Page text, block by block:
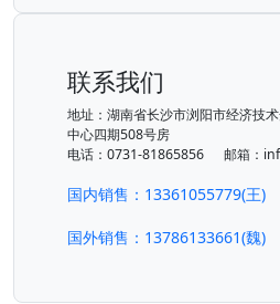
联系我们
地址：湖南省长沙市浏阳市经济技
中心四期508号房
电话：0731-81865856 邮箱：
国内销售：13361055779(王)
国外销售：13786133661(魏)